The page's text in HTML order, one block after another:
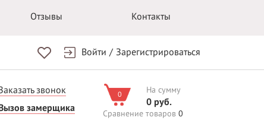
Отзывы Контакты
Войти / Зарегистрироваться
звонок
замерщика
0 На сумму
0 руб.
Сравнение товаров 0